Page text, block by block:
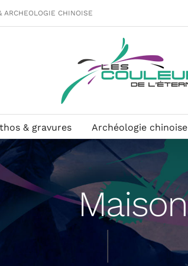
ARCHEOLOGIE CHINOISE
& gravures Archéologie chinoise
Maison